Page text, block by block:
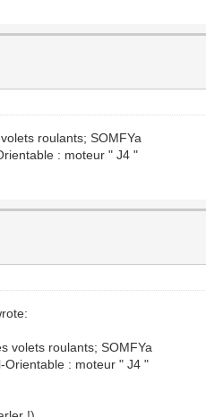
roulants; SOMFYa
: moteur " J4 "
volets roulants; SOMFYa
Orientable : moteur " J4 "